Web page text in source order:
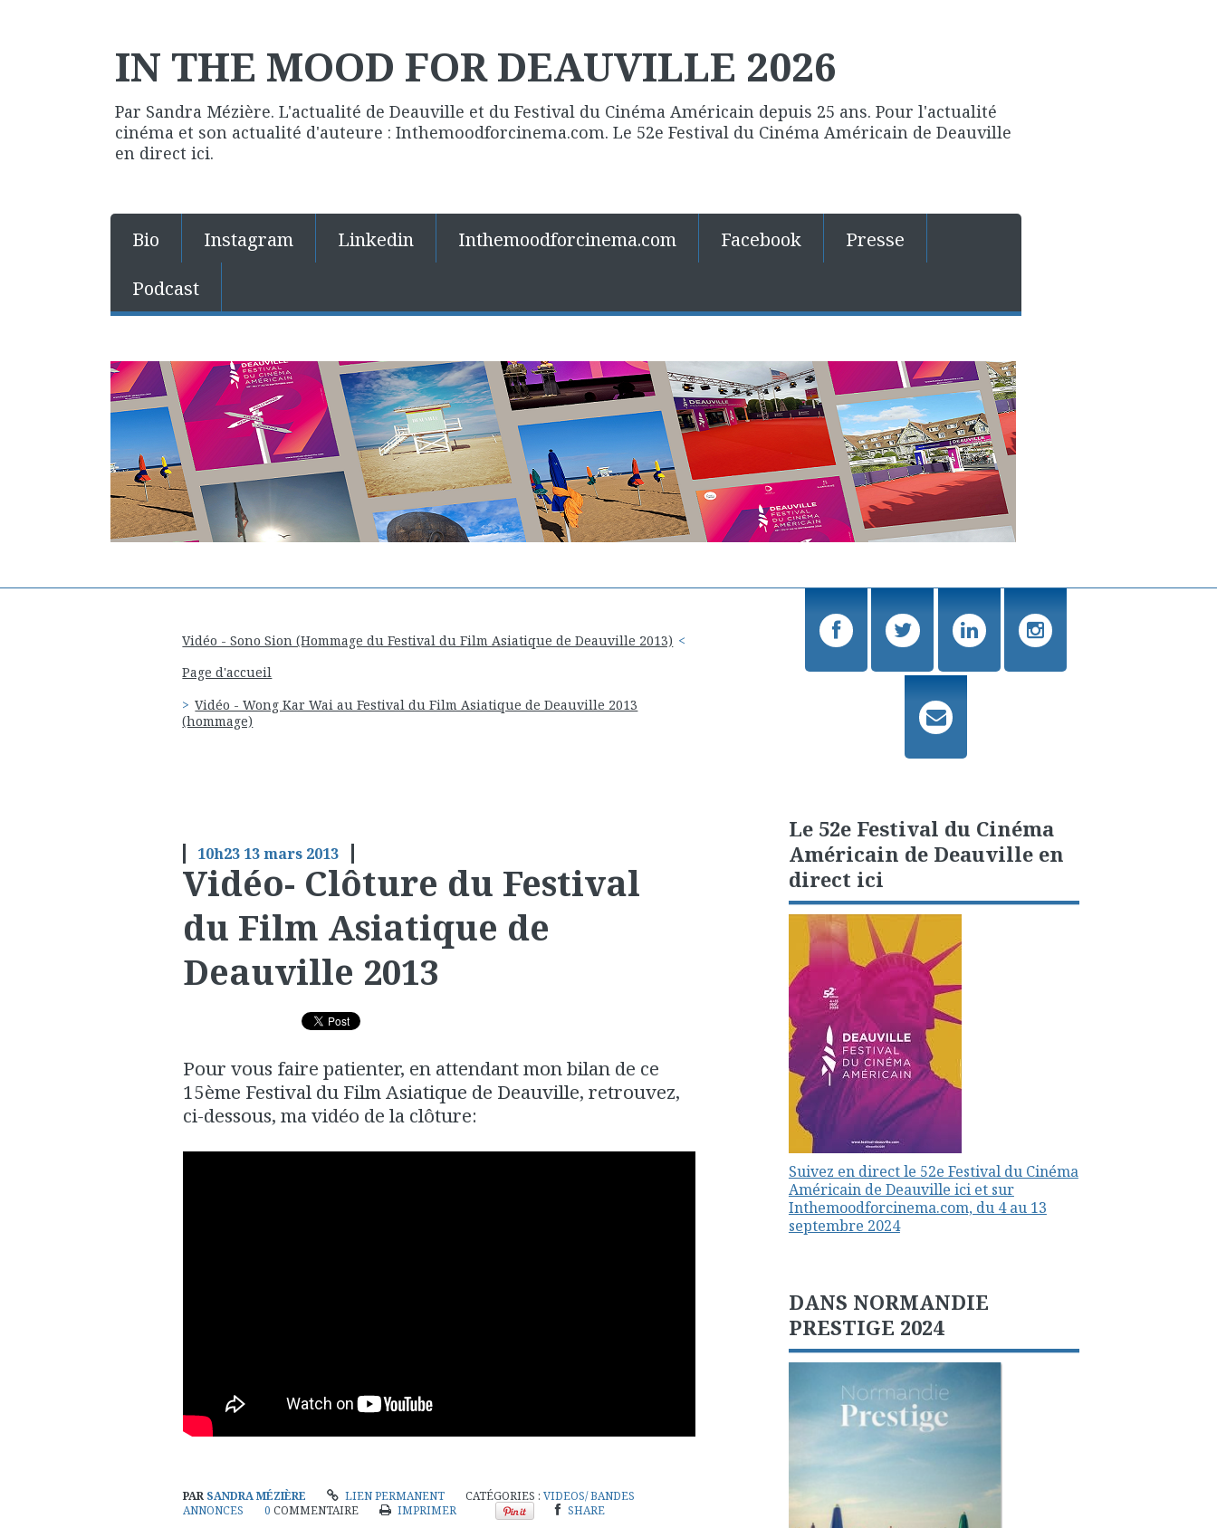
IN THE MOOD FOR DEAUVILLE 2026
Par Sandra Mézière. L'actualité de Deauville et du Festival du Cinéma Américain depuis 25 ans. Pour l'actualité
cinéma et son actualité d'auteure : Inthemoodforcinema.com. Le 52e Festival du Cinéma Américain de Deauville
en direct ici.
Bio Instagram Linkedin Inthemoodforcinema.com Facebook
Presse
Podcast
Vidéo - Sono Sion (Hommage du Festival du Film Asiatique de Deauville 2013)
Page d'accueil
Vidéo - Wong Kar Wai au Festival du Film Asiatique de Deauville 2013
(hommage)
10h23 13mars 2013
Vidéo- Clôture du Festival
du Film Asiatique de
Deauville 2013
Pour vous faire patienter, en attendant mon bilan de ce
15ème Festival du Film Asiatique de Deauville, retrouvez,
ci-dessous, ma vidéo de la clôture:
PAR SANDRA MÉZIÈRE LIEN PERMANENT CATÉGORIES :VIDEOS/ BANDES
ANNONCES
0 COMMENTAIRE IMPRIMER SHARE
Le 52e Festival du Cinéma
Américain de Deauville en
direct ici
Suivez en direct le 52e Festival du Cinéma
Américain de Deauville ici et sur
Inthemoodforcinema.com, du 4 au 13
septembre 2024
DANS NORMANDIE
PRESTIGE 2024